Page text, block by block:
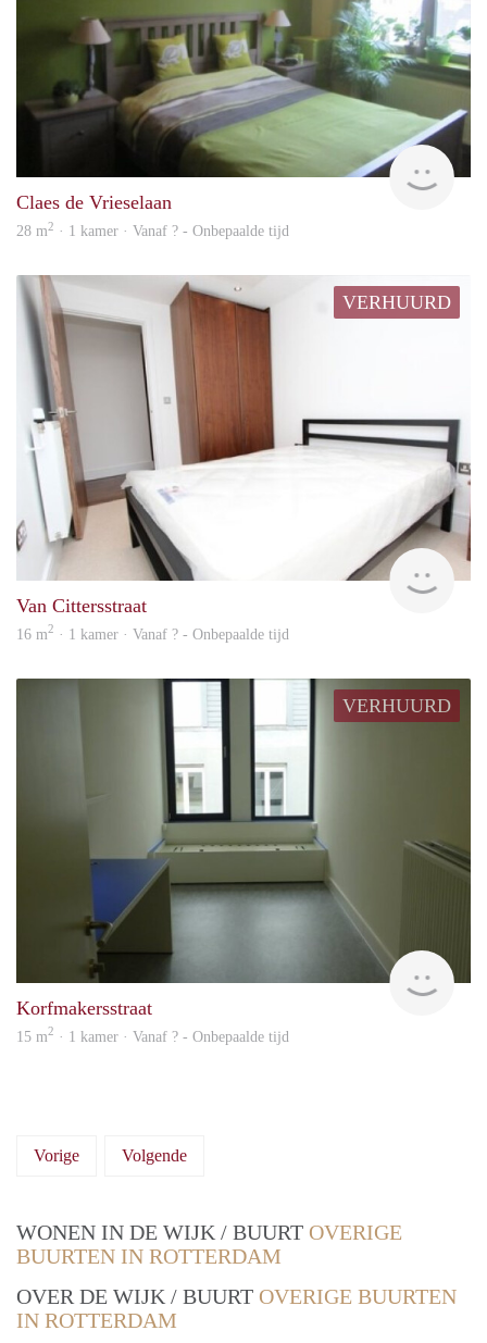
Claes de Vrieselaan
28 m2 · 1 kamer · Vanaf ? - Onbepaalde tijd
VERHUURD
rent
Van Cittersstraat
16 m2 · 1 kamer · Vanaf ? - Onbepaalde tijd
VERHUURD
Korfmakersstraat
15 m2 · 1 kamer · Vanaf ? - Onbepaalde tijd
Vorige Volgende
WONEN IN DE WIJK / BUURT OVERIGE
BUURTEN IN ROTTERDAM
OVER DE WIJK / BUURT OVERIGE BUURTEN
IN ROTTERDAM